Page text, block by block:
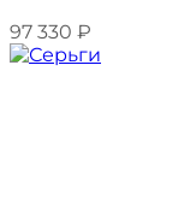
97 330 ₽